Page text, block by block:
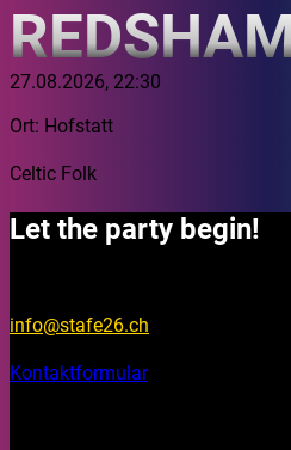
27.08.2026, 22:30
Ort: Hofstatt
Celtic Folk
Let the party begin!
info@stafe26.ch
Kontaktformular